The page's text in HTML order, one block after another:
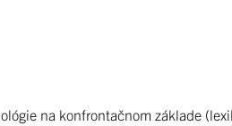
na konfrontačnom základe